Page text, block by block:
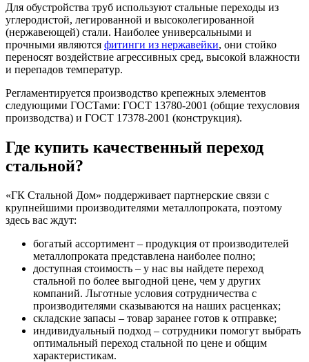
Для обустройства труб используют стальные переходы из
углеродистой, легированной и высоколегированной
(нержавеющей) стали. Наиболее универсальными и
прочными являются фитинги из нержавейки, они стойко
переносят воздействие агрессивных сред, высокой влажности
и перепадов температур.
Регламентируется производство крепежных элементов
следующими ГОСТами: ГОСТ 13780-2001 (общие техусловия
производства) и ГОСТ 17378-2001 (конструкция).
Где купить качественный переход
стальной?
«ГК Стальной Дом» поддерживает партнерские связи с
крупнейшими производителями металлопроката, поэтому
здесь вас ждут:
богатый ассортимент – продукция от производителей
металлопроката представлена наиболее полно;
доступная стоимость – у нас вы найдете переход
стальной по более выгодной цене, чем у других
компаний. Льготные условия сотрудничества с
производителями сказываются на наших расценках;
складские запасы – товар заранее готов к отправке;
индивидуальный подход – сотрудники помогут выбрать
оптимальный переход стальной по цене и общим
характеристикам.